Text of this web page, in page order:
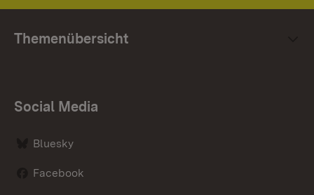
Themenübersicht
Social Media
Bluesky
Facebook